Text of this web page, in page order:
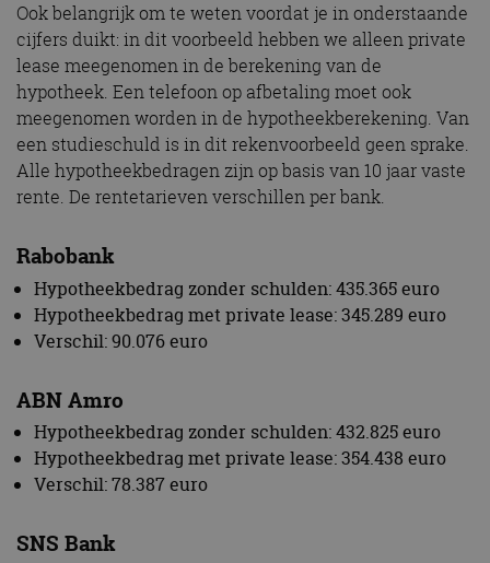
Ook belangrijk om te weten voordat je in onderstaande
cijfers duikt: in dit voorbeeld hebben we alleen private
lease meegenomen in de berekening van de
hypotheek. Een telefoon op afbetaling moet ook
meegenomen worden in de hypotheekberekening. Van
een studieschuld is in dit rekenvoorbeeld geen sprake.
Alle hypotheekbedragen zijn op basis van 10 jaar vaste
rente. De rentetarieven verschillen per bank.
Rabobank
Hypotheekbedrag zonder schulden: 435.365 euro
Hypotheekbedrag met private lease: 345.289 euro
Verschil: 90.076 euro
ABN Amro
Hypotheekbedrag zonder schulden: 432.825 euro
Hypotheekbedrag met private lease: 354.438 euro
Verschil: 78.387 euro
SNS Bank